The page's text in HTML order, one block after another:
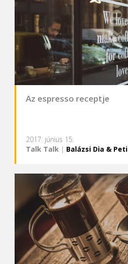
Az espresso receptje
2017. június 15.
Talk Talk | Balázsi Dia & Peti